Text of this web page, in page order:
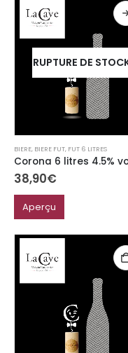
RUPTURE DE
BIERE, BIERE FUT, FUT 6 LITRES
Corona 6 litres 4.5%
38,90€
Aperçu